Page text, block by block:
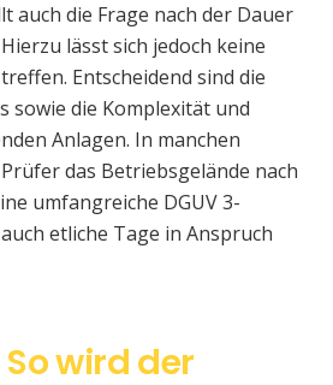
auch die Frage nach der Dauer
lässt sich jedoch keine
Entscheidend sind die
sowie die Komplexität und
Anlagen. In manchen
das Betriebsgelände nach
umfangreiche DGUV 3-
etliche Tage in Anspruch
wird der